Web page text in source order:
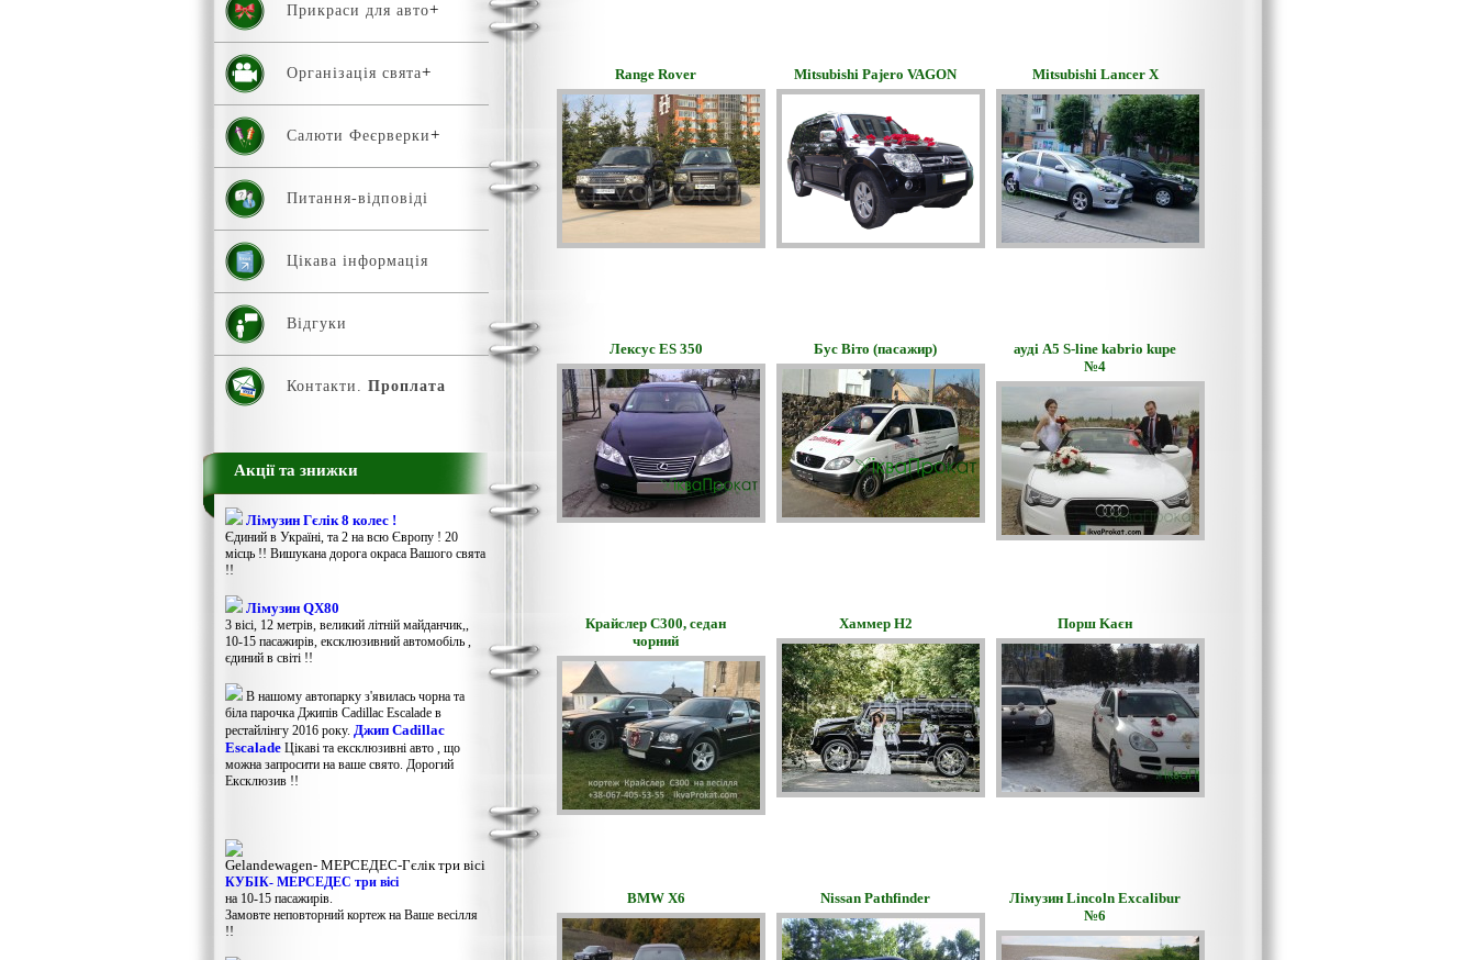
Прикраси для авто
Організація свята
Салюти Феєрверки
Питання-відповіді
Цікава інформація
Відгуки
Контакти. Проплата
Акції та знижки
Лімузин Гєлік 8 колес !
Єдиний в Україні, та 2 на всю Європу ! 20
місць !! Вишукана дорога окраса Вашого свята
!!
Лімузин QX80
3 вісі, 12 метрів, великий літній майданчик,,
10-15 пасажирів, ексклюзивний автомобіль ,
єдиний в світі !!
В нашому автопарку з'явилась чорна та
біла парочка Джипів Cadillac Escalade в
рестайлінгу 2016 року. Джип Cadillac
Escalade Цікаві та ексклюзивні авто , що
можна запросити на ваше свято. Дорогий
Ексклюзив !!
Gelandewagen​- МЕРСЕДЕС-Гєлік три вісі
КУБІК- МЕРСЕДЕС три вісі
на 10-15 пасажирів.
Замовте неповторний кортеж на Ваше весілля
!!
Range Rover Mitsubishi Pajero VAGON Mitsubishi Lancer X
Лексус ES 350 Бус Віто (пасажир)
ауді А5 S-line kabrio kupe
№4
Крайслер С300, седан
чорний
Хаммер Н2 Порш Kаєн
BMW Х6 Nissan Pathfinder
Лімузин Lincoln Excalibur
№6